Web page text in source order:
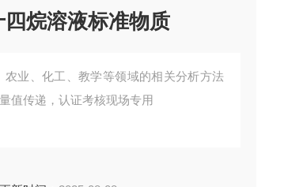
四烷溶液标准物质
业、化工、教学等领域的相关分析方法
值传递，认证考核现场专用